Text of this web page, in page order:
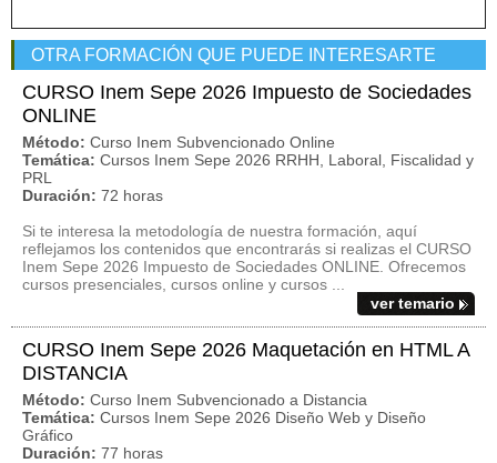
OTRA FORMACIÓN QUE PUEDE INTERESARTE
CURSO Inem Sepe 2026 Impuesto de Sociedades
ONLINE
Método: Curso Inem Subvencionado Online
Temática: Cursos Inem Sepe 2026 RRHH, Laboral, Fiscalidad y
PRL
Duración: 72 horas
Si te interesa la metodología de nuestra formación, aquí
reflejamos los contenidos que encontrarás si realizas el CURSO
Inem Sepe 2026 Impuesto de Sociedades ONLINE. Ofrecemos
cursos presenciales, cursos online y cursos ...
ver temario
CURSO Inem Sepe 2026 Maquetación en HTML A
DISTANCIA
Método: Curso Inem Subvencionado a Distancia
Temática: Cursos Inem Sepe 2026 Diseño Web y Diseño
Gráfico
Duración: 77 horas